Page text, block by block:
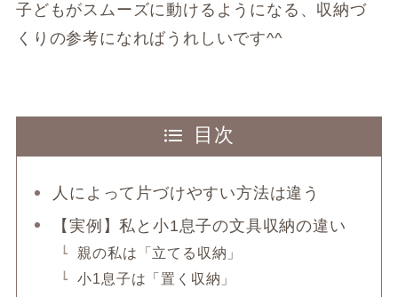
子どもがスムーズに動けるようになる、収納づ
くりの参考になればうれしいです^^
目次
人によって片づけやすい方法は違う
【実例】私と小1息子の文具収納の違い
親の私は「立てる収納」
小1息子は「置く収納」